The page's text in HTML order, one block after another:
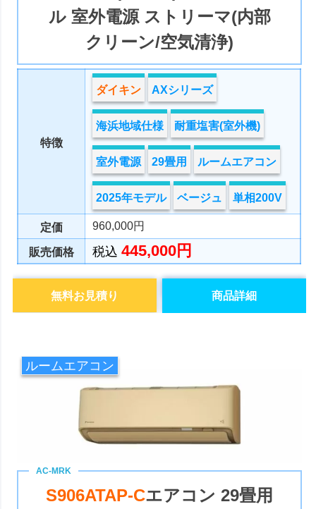
ル 室外電源 ストリーマ(内部
クリーン/空気清浄)
特徴
ダイキン AXシリーズ
海浜地域仕様 耐重塩害(室外機)
室外電源 29畳用 ルームエアコン
2025年モデル ベージュ 単相200V
定価 960,000円
販売価格 税込445,000円
商品詳細
無料お見積り
ルームエアコン
S906ATAP-Cエアコン 29畳用